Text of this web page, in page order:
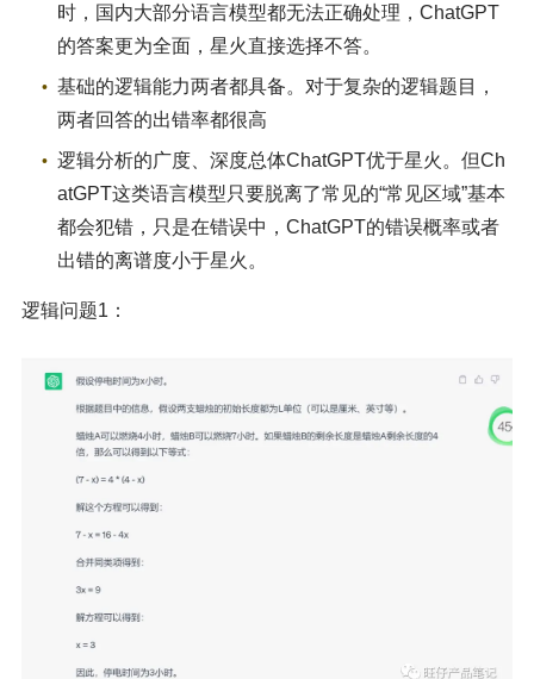
时，国内大部分语言模型都无法正确处理，ChatGPT
的答案更为全面，星火直接选择不答。
基础的逻辑能力两者都具备。对于复杂的逻辑题目，
两者回答的出错率都很高
逻辑分析的广度、深度总体ChatGPT优于星火。但Ch
atGPT这类语言模型只要脱离了常见的“常见区域”基本
都会犯错，只是在错误中，ChatGPT的错误概率或者
出错的离谱度小于星火。
逻辑问题1：